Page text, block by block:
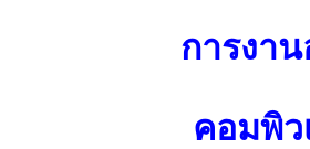
การงา
คอมพิว